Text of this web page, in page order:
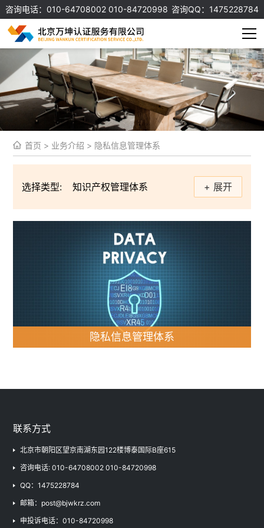
咨询电话：010-64708002 010-84720998 咨询QQ：1475228784
首页 > 业务介绍 > 隐私信息管理体系
选择类型:
知识产权管理体系
信息安全管理体系
环境管理体系
职业健康安全管理体系
服务认证
隐私信息管理体系
企业社会责任管理体系
+ 展开
隐私信息管理体系
联系方式
北京市朝阳区望京南湖东园122楼博泰国际B座615
咨询电话: 010-64708002 010-84720998
QQ：1475228784
邮箱：post@bjwkrz.com
申投诉电话：010-84720998